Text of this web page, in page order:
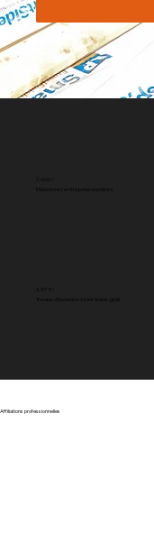
7,600+
Maisons et entreprises isolées
3,975+
Travaux d’isolation à l’uréthane giclé
Affiliations professionnelles